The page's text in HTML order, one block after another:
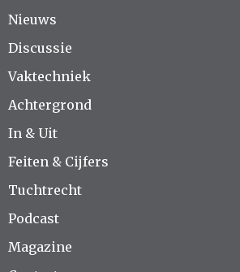
Nieuws
Discussie
Vaktechniek
Achtergrond
In & Uit
Feiten & Cijfers
Tuchtrecht
Podcast
Magazine